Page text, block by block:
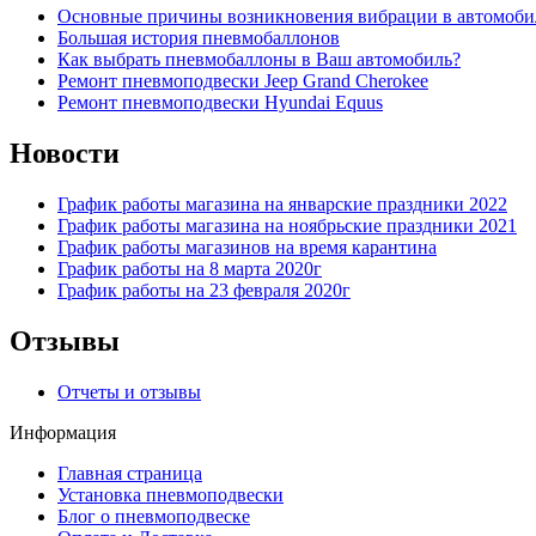
Основные причины возникновения вибрации в
Большая история пневмобаллонов
Как выбрать пневмобаллоны в Ваш автомобиль?
Ремонт пневмоподвески Jeep Grand Cherokee
Ремонт пневмоподвески Hyundai Equus
Новости
График работы магазина на январские праздники 2022
График работы магазина на ноябрьские праздники 2021
График работы магазинов на время карантина
График работы на 8 марта 2020г
График работы на 23 февраля 2020г
Отзывы
Отчеты и отзывы
Информация
Главная страница
Установка пневмоподвески
Блог о пневмоподвеске